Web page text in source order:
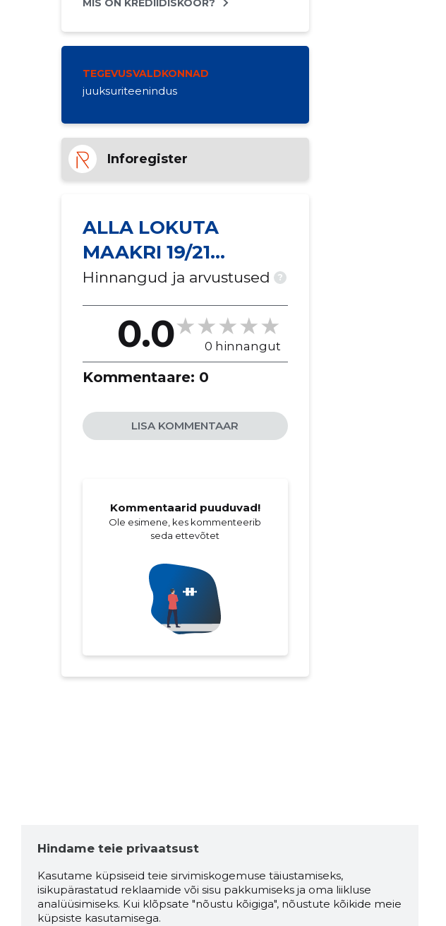
MIS ON KREDIIDISKOOR?
TEGEVUSVALDKONNAD
juuksuriteenindus
Inforegister
ALLA LOKUTA
MAAKRI 19/21
ILUSALONG FIE
Hinnangud ja arvustused ?
0.0 0 hinnangut
Kommentaare: 0
LISA KOMMENTAAR
Kommentaarid puuduvad!
Ole esimene, kes kommenteerib
seda ettevõtet
Hindame teie privaatsust
Kasutame küpsiseid teie sirvimiskogemuse täiustamiseks,
isikupärastatud reklaamide või sisu pakkumiseks ja oma liikluse
analüüsimiseks. Kui klõpsate "nõustu kõigiga", nõustute kõikide meie
küpsiste kasutamisega.